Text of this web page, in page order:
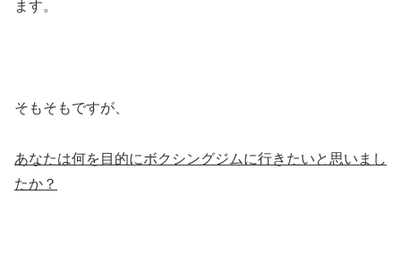
ます。
そもそもですが、
あなたは何を目的にボクシングジムに行きたいと思いまし
たか？